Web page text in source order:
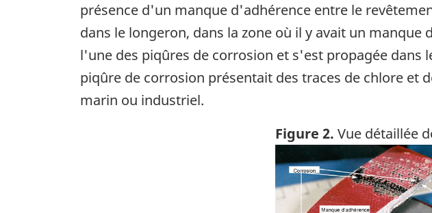
présence d'un manque d'adhérence entre le
dans le longeron, dans la zone où il y avait un
l'une des piqûres de corrosion et s'est propagée dans
piqûre de corrosion présentait des traces de chlore et
marin ou industriel.
Figure 2. Vue détaillée
Image